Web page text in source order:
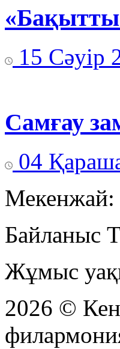
«Бақытты
15 Сәуір
Самғау
04
Мекенжай:
Байланыс
Жұмыс
2026 ©